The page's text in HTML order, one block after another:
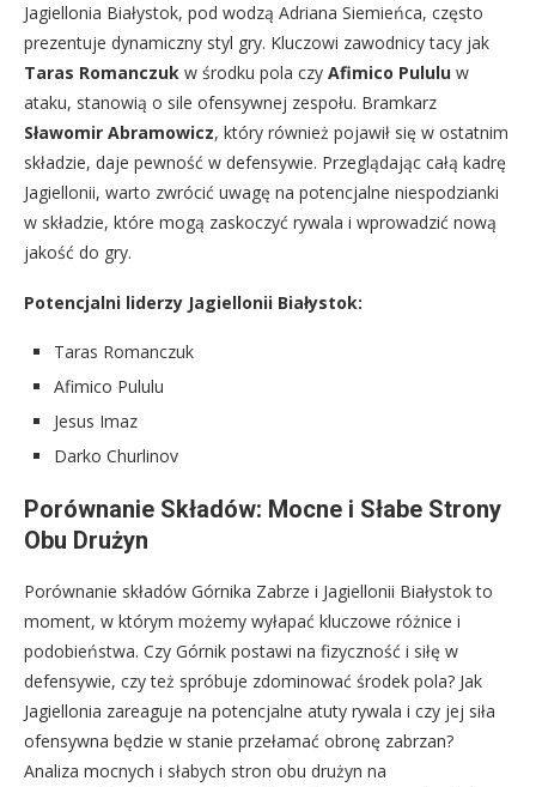
Jagiellonia Białystok, pod wodzą Adriana Siemieńca, często
prezentuje dynamiczny styl gry. Kluczowi zawodnicy tacy jak
Taras Romanczuk w środku pola czy Afimico Pululu w
ataku, stanowią o sile ofensywnej zespołu. Bramkarz
Sławomir Abramowicz, który również pojawił się w ostatnim
składzie, daje pewność w defensywie. Przeglądając całą kadrę
Jagiellonii, warto zwrócić uwagę na potencjalne niespodzianki
w składzie, które mogą zaskoczyć rywala i wprowadzić nową
jakość do gry.
Potencjalni liderzy Jagiellonii Białystok:
Taras Romanczuk
Afimico Pululu
Jesus Imaz
Darko Churlinov
Porównanie Składów: Mocne i Słabe Strony
Obu Drużyn
Porównanie składów Górnika Zabrze i Jagiellonii Białystok to
moment, w którym możemy wyłapać kluczowe różnice i
podobieństwa. Czy Górnik postawi na fizyczność i siłę w
defensywie, czy też spróbuje zdominować środek pola? Jak
Jagiellonia zareaguje na potencjalne atuty rywala i czy jej siła
ofensywna będzie w stanie przełamać obronę zabrzan?
Analiza mocnych i słabych stron obu drużyn na